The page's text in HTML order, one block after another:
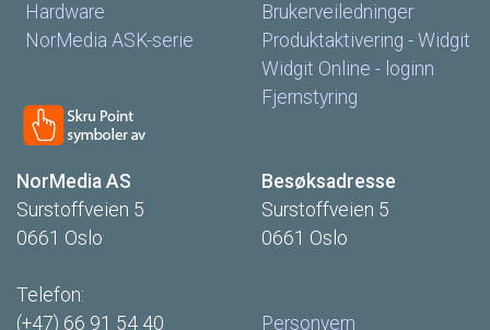
Hardware
NorMedia ASK-serie
Brukerveiledninger
Produktaktivering - Widgit
Widgit Online - loginn
Fjernstyring
NorMedia AS
Surstoffveien 5
0661 Oslo
Telefon:
(+47) 66 91 54 40
Besøksadresse
Surstoffveien 5
0661 Oslo
Personvern